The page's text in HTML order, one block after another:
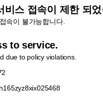
비스 접속이 제한 되
속이 불가능합니다.
to service.
due to policy violations.